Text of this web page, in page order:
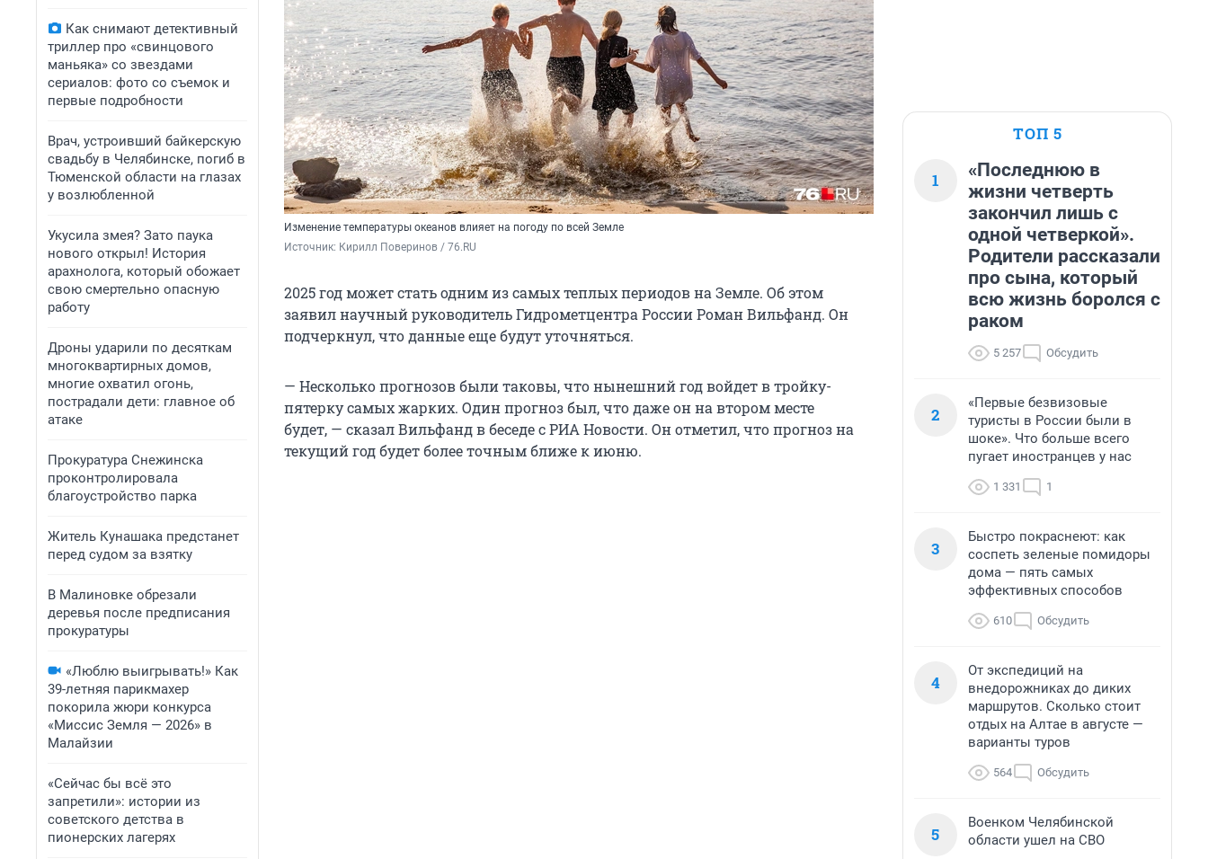
Как снимают детективный
триллер про «свинцового
маньяка» со звездами
сериалов: фото со съемок и
первые подробности
Врач, устроивший байкерскую
свадьбу в Челябинске, погиб в
Тюменской области на глазах
у возлюбленной
Укусила змея? Зато паука
нового открыл! История
арахнолога, который обожает
свою смертельно опасную
работу
Дроны ударили по десяткам
многоквартирных домов,
многие охватил огонь,
пострадали дети: главное об
атаке
Прокуратура Снежинска
проконтролировала
благоустройство парка
Житель Кунашака предстанет
перед судом за взятку
В Малиновке обрезали
деревья после предписания
прокуратуры
«Люблю выигрывать!» Как
39-летняя парикмахер
покорила жюри конкурса
«Миссис Земля — 2026» в
Малайзии
«Сейчас бы всё это
запретили»: истории из
советского детства в
пионерских лагерях
Изменение температуры океанов влияет на погоду по всей Земле
Источник: Кирилл Поверинов / 76.RU
2025 год может стать одним из самых теплых периодов на Земле. Об этом
заявил научный руководитель Гидрометцентра России Роман Вильфанд. Он
подчеркнул, что данные еще будут уточняться.
— Несколько прогнозов были таковы, что нынешний год войдет в тройку-
пятерку самых жарких. Один прогноз был, что даже он на втором месте
будет, — сказал Вильфанд в беседе с РИА Новости. Он отметил, что прогноз на
текущий год будет более точным ближе к июню.
ТОП 5
1
«Последнюю в
жизни четверть
закончил лишь с
одной четверкой».
Родители рассказали
про сына, который
всю жизнь боролся с
раком
5 257 Обсудить
2
«Первые безвизовые
туристы в России были в
шоке». Что больше всего
пугает иностранцев у нас
1 331 1
3
Быстро покраснеют: как
соспеть зеленые помидоры
дома — пять самых
эффективных способов
610 Обсудить
4
От экспедиций на
внедорожниках до диких
маршрутов. Сколько стоит
отдых на Алтае в августе —
варианты туров
564 Обсудить
5
Военком Челябинской
области ушел на СВО